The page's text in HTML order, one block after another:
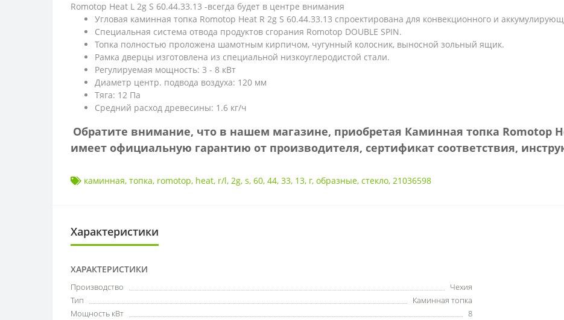
Romotop Heat L 2g S 60.44.33.13 -всегда будет в центре внимания
Угловая каминная топка Romotop Heat R 2g S 60.44.33.13 спроектирована для конвекционного и
Специальная система отвода продуктов сгорания Romotop DOUBLE SPIN.
Топка полностью проложена шамотным кирпичом, чугунный колосник, выносной зольный ящик.
Рамка дверцы изготовлена из специальной низкоуглеродистой стали.
Регулируемая мощность: 3 - 8 кВт
Диаметр центр. подвода воздуха: 120 мм
Тяга: 12 Пa
Средний расход древесины: 1.6 кг/ч
Обратите внимание, что в нашем магазине, приобретая Каминная топка Romotop
имеет официальную гарантию от производителя, сертификат соответствия,
каминная, топка, romotop, heat, r/l, 2g, s, 60, 44, 33, 13, г, образные, стекло, 21036598
Характеристики
ХАРАКТЕРИСТИКИ
Производство
Чехия
Тип
Каминная топка
Мощность кВт
8